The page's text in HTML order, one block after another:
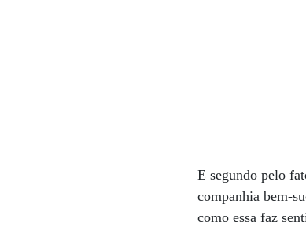
E segundo pelo
companhia bem-
como essa faz